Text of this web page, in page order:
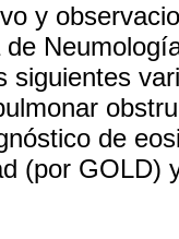
y
siguientes
de
(por GOLD)